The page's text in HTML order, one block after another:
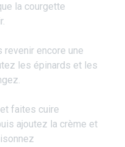
la courgette
encore une
les épinards et les
faites cuire
ajoutez la crème et